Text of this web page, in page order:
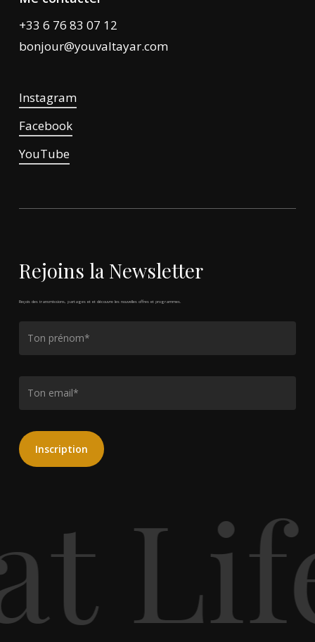
+33 6 76 83 07 12
bonjour@youvaltayar.com
Instagram
Facebook
YouTube
Rejoins la Newsletter
Reçois des transmissions, partages et et découvre les nouvelles offres et programmes.